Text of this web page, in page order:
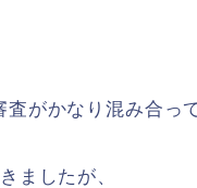
がかなり混み合っ
ましたが、